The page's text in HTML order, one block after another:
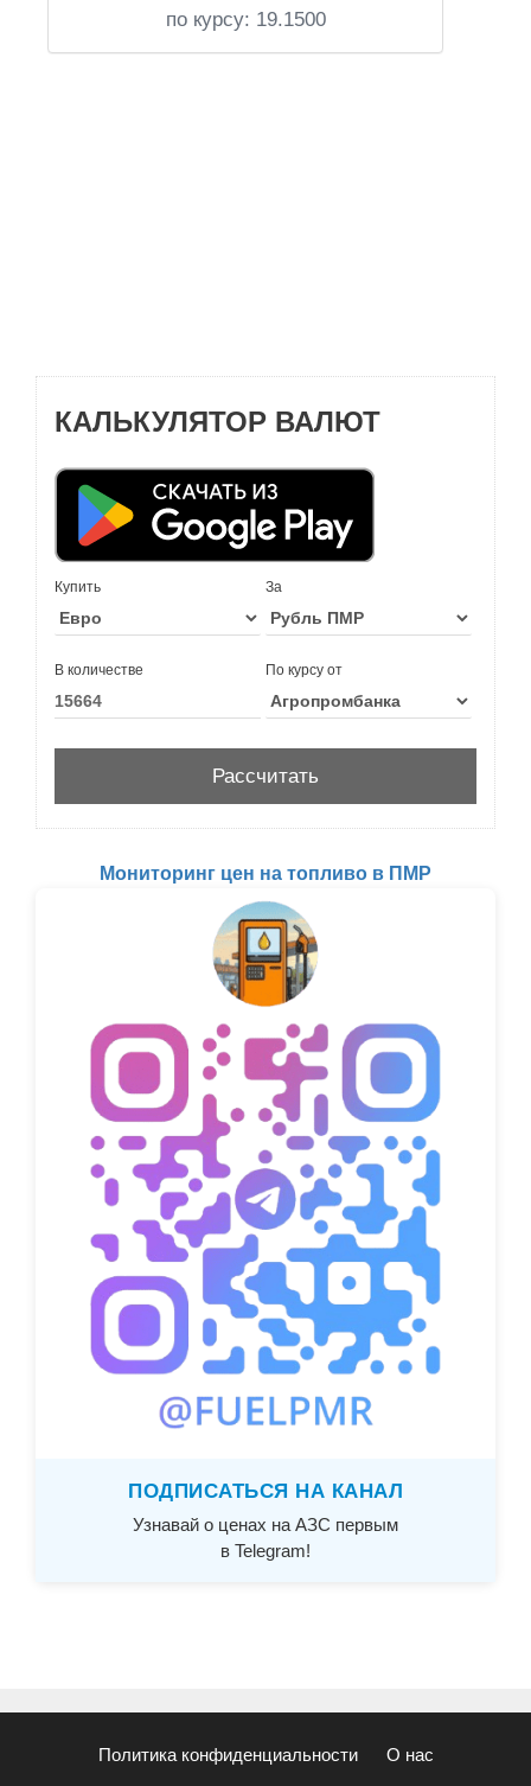
по курсу: 19.1500
КАЛЬКУЛЯТОР ВАЛЮТ
Купить За
В количестве По курсу от
Мониторинг цен на топливо в ПМР
ПОДПИСАТЬСЯ НА КАНАЛ
Узнавай о ценах на АЗС первым
в Telegram!
Политика конфиденциальности О нас